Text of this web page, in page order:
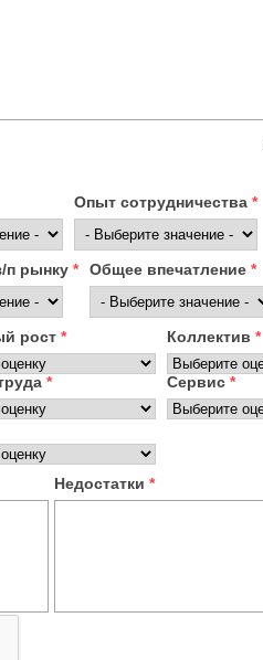
Опыт сотрудничества *
п рынку * Общее впечатление *
рост * Коллектив *
* Сервис *
Недостатки *